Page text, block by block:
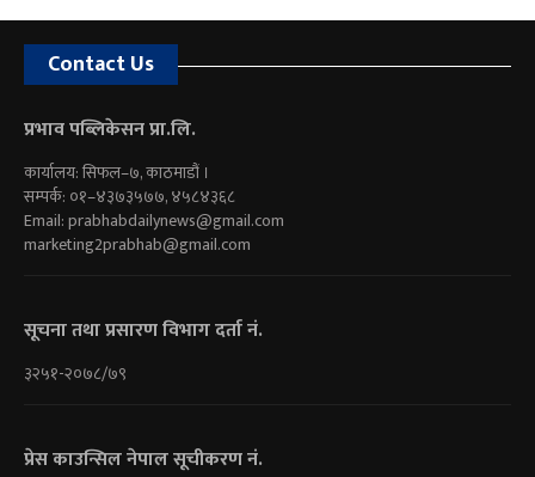
Contact Us
प्रभाव पब्लिकेसन प्रा.लि.
कार्यालय: सिफल–७, काठमाडौं ।
सम्पर्क: ०१–४३७३५७७, ४५८४३६८
Email:prabhabdailynews@gmail.com
marketing2prabhab@gmail.com
सूचना तथा प्रसारण विभाग दर्ता नं.
३२५१-२०७८/७९
प्रेस काउन्सिल नेपाल सूचीकरण नं.